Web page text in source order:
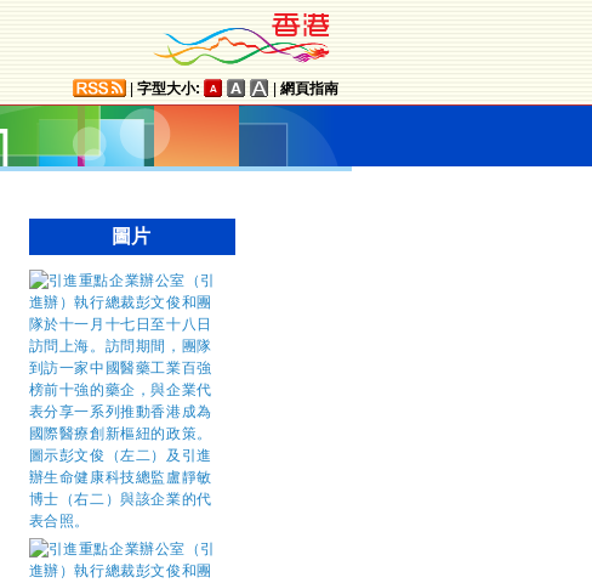
字型大小: 網頁指南
圖片